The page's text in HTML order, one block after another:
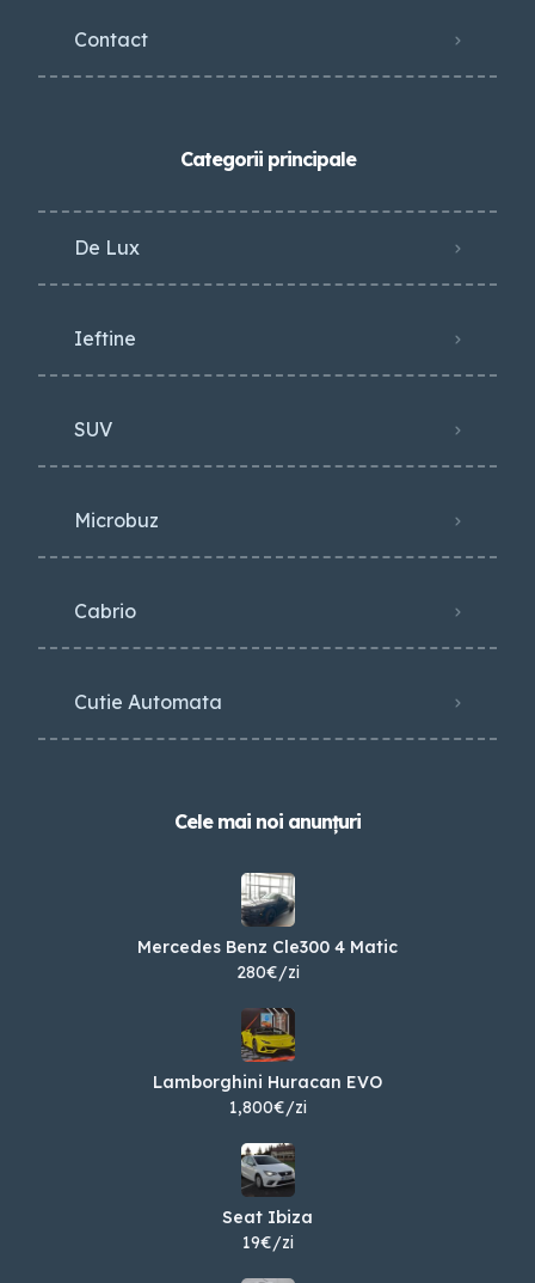
Contact
Categorii principale
De Lux
Ieftine
SUV
Microbuz
Cabrio
Cutie Automata
Cele mai noi anunțuri
Mercedes Benz Cle300 4 Matic
280€/zi
Lamborghini Huracan EVO
1,800€/zi
Seat Ibiza
19€/zi